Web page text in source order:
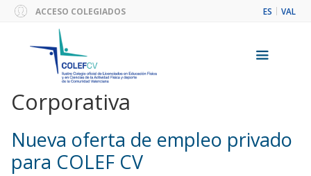
Saltar
contenido
ACCESO COLEGIADOS ES VAL
Corporativa
Nueva oferta de empleo privado
para COLEF CV